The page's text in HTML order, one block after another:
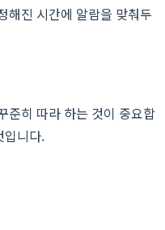
해진 시간에 알람을 맞춰두
준히 따라 하는 것이 중요합
입니다.